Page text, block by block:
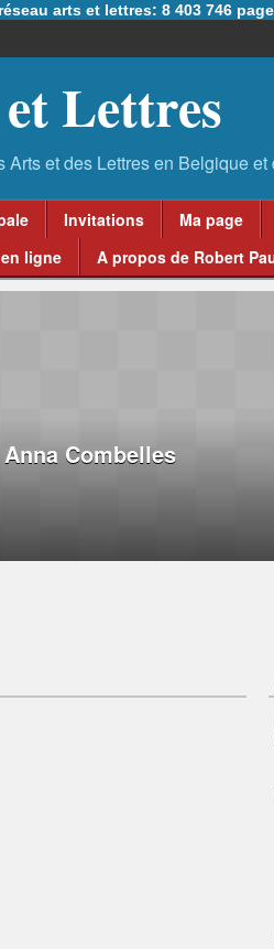
arts et lettres: 8 403 746
Lettres
Invitations Ma page
ligne
A propos de Robert
Anna Combelles